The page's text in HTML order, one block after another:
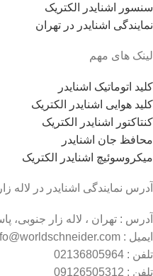
سنسور اشنایدر الکتریک
نمایندگی اشنایدر در تهران
لینک های مهم
کلید اتوماتیک اشنایدر
کلید هوایی اشنایدر الکتریک
کنتاکتور اشنایدر الکتریک
محافظ جان اشنایدر
میکروسوئیچ اشنایدر الکتریک
آدرس نمایندگی اشنایدر در لاله زار
آدرس : تهران ، لاله زار جنوبی،
ایمیل : info@worldschneider.com
تلفن : 02136805964
تلفن : 09126505312